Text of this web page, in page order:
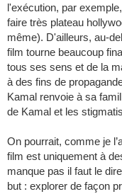
l'exécution, par
faire très plateau
même). D'ailleurs, au-
film tourne beaucoup
tous ses sens et de la
à des fins de
Kamal renvoie à sa
de Kamal et les
On pourrait, comme je
film est uniquement à
manque pas il faut le
but : explorer de façon